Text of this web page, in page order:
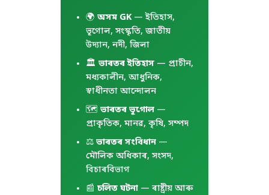
🌍 অসম GK— ইতিহাস,
ভূগোল, সংস্কৃতি, জাতীয়
উদ্যান, নদী, জিলা
🏛️ ভাৰতৰ ইতিহাস— প্ৰাচীন,
মধ্যকালীন, আধুনিক,
স্বাধীনতা আন্দোলন
🗺️ ভাৰতৰ ভূগোল—
প্ৰাকৃতিক, মানৱ, কৃষি, সম্পদ
⚖️ ভাৰতৰ সংবিধান—
মৌলিক অধিকাৰ, সংসদ,
বিচাৰবিভাগ
📰 চলিত ঘটনা— ৰাষ্ট্ৰীয় আৰু